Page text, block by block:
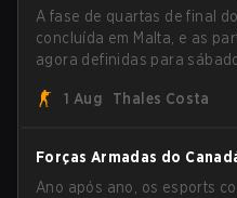
A fase de quartas de final
concluída em Malta, e as
agora definidas para
ainda lutando pelo troféu,
1 Aug Thales Costa
Forças Armadas do
Ano após ano, os esports